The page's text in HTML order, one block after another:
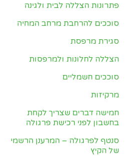
פתרונות הצללה לבית ולגינה
סוככים להרחבת מרחב המחיה
סגירת מרפסת
הצללה לחלונות ולמרפסות
סוככים חשמליים
מרקיזות
חמישה דברים שצריך לקחת
בחשבון לפני רכישת פרגולה
סנטף לפרגולה – המרענן הרשמי
של הקיץ